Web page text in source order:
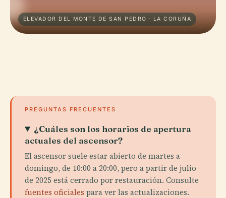
ELEVADOR DEL MONTE DE SAN PEDRO · LA CORUÑA
PREGUNTAS FRECUENTES
¿Cuáles son los horarios de apertura
actuales del ascensor?
El ascensor suele estar abierto de martes a
domingo, de 10:00 a 20:00, pero a partir de julio
de 2025 está cerrado por restauración. Consulte
fuentes oficiales para ver las actualizaciones.